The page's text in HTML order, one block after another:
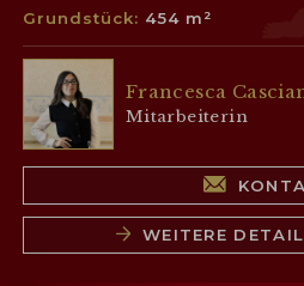
Grundstück: 454 m²
Francesca
Mitarbeiterin
WEITERE